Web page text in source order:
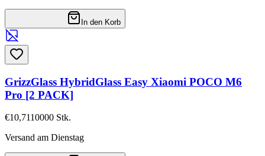
In den Korb
GrizzGlass HybridGlass Easy Xiaomi POCO M6
Pro [2 PACK]
€10,7110000 Stk.
Versand am Dienstag